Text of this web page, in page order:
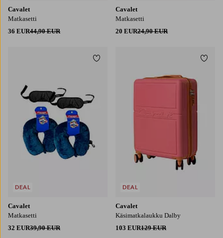
Cavalet
Matkasetti
36 EUR44,90 EUR
Cavalet
Matkasetti
20 EUR24,90 EUR
Cavalet
Matkasetti
32 EUR39,90 EUR
DEAL
Lisää suosikkeihin
Cavalet
Käsimatkalaukku Dalby
103 EUR129 EUR
DEAL